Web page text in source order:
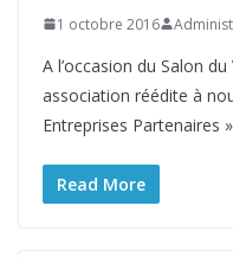
1 octobre 2016
A l’occasion du Salon
association réédite à
Entreprises Partenaires
Read More